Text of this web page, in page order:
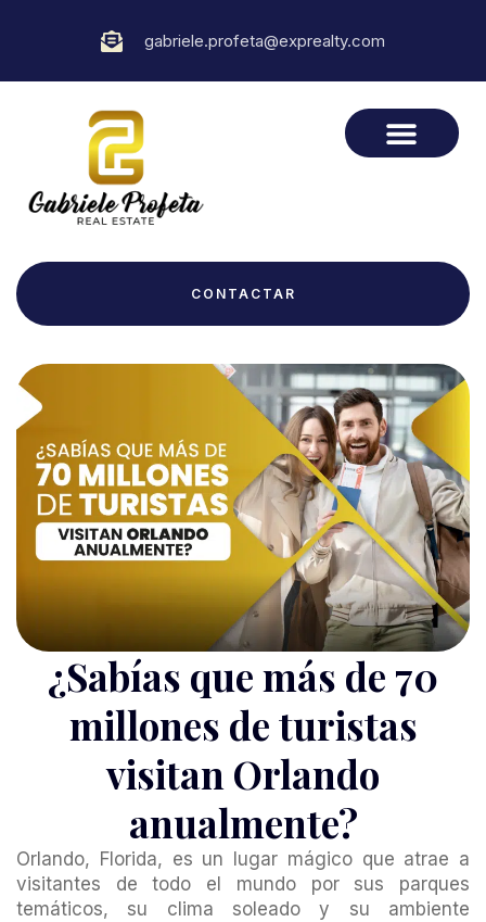
gabriele.profeta@exprealty.com
CONTACTAR
¿Sabías que más de 70
millones de turistas
visitan Orlando
anualmente?
Orlando, Florida, es un lugar mágico que atrae a
visitantes de todo el mundo por sus parques
temáticos, su clima soleado y su ambiente